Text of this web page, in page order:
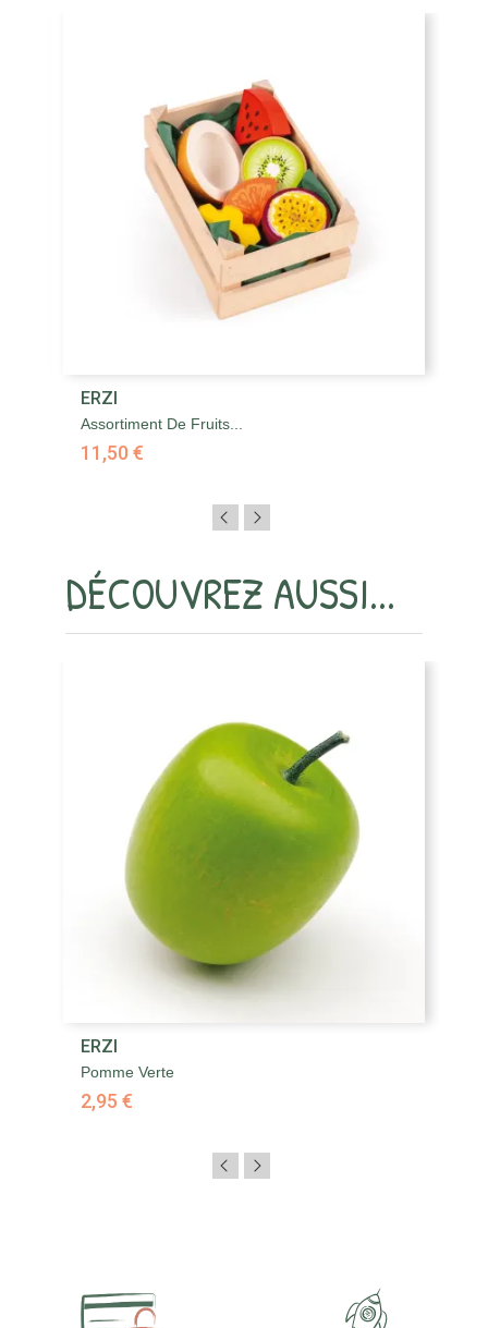
ERZI
Assortiment De Fruits...
11,50 €
DÉCOUVREZ AUSSI...
ERZI
Pomme Verte
2,95 €